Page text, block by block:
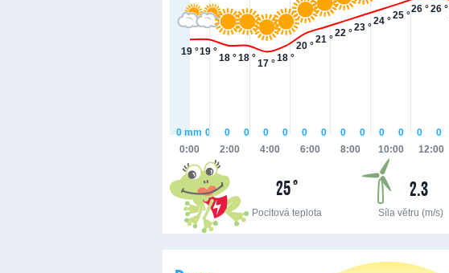
19 °19 °
18 °18 °
17 °
18 °
20 °
21 °
22 °
23 °
24 °
25 °
26 °26 °
0:00 2:00 4:00 6:00 8:00 10:00 12:00
0 mm 0 0 0 0 0 0 0 0 0 0 0 0 0
25 °
Pocitová teplota
2.3
Síla větru (m/s)